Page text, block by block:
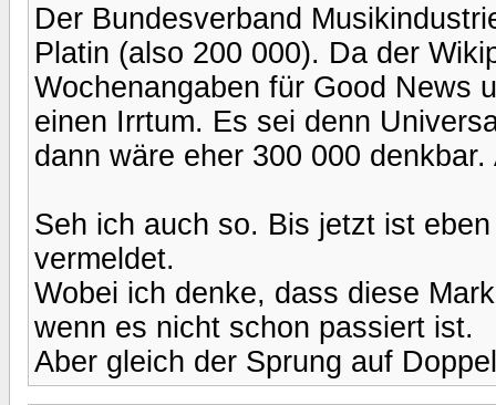
Der Bundesverband
Platin (also 200 000). Da der
Wochenangaben für Good News
einen Irrtum. Es sei denn
dann wäre eher 300 000
Seh ich auch so. Bis jetzt ist
vermeldet.
Wobei ich denke, dass diese
wenn es nicht schon passiert ist.
Aber gleich der Sprung auf